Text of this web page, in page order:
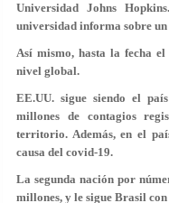
Universidad Johns
universidad informa sobre
Así mismo, hasta la fecha
nivel global.
EE.UU. sigue siendo el
millones de contagios
territorio. Además, en el
causa del covid-19.
La segunda nación por
millones, y le sigue Brasil